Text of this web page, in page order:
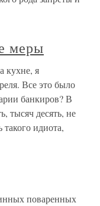
меры
кухне, я
Все это было
банкиров? В
тысяч десять, не
идиота,
поваренных